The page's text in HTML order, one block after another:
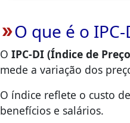
double_arrowO que é o IPC-
O IPC-DI (Índice de
mede a variação dos
O índice reflete o custo
benefícios e salários.